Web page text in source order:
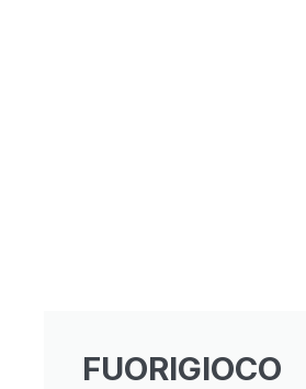
FUORIGIOCO